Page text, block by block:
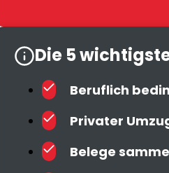
Die 5
Beruflich
Privater
Belege